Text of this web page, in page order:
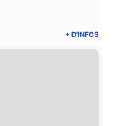
+ D'INFOS